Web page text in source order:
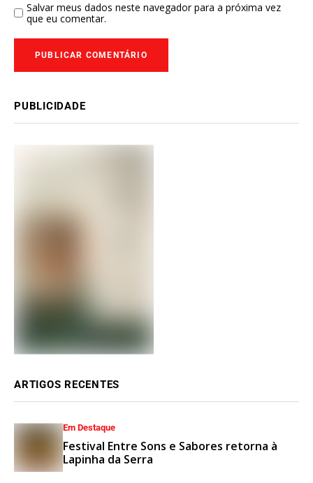
Salvar meus dados neste navegador para a próxima vez
que eu comentar.
PUBLICIDADE
ARTIGOS RECENTES
Em Destaque
Festival Entre Sons e Sabores retorna à
Lapinha da Serra